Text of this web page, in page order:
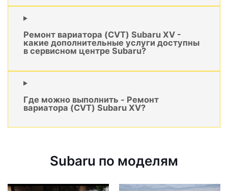
Ремонт вариатора (CVT) Subaru XV -
какие дополнительные услуги доступны
в сервисном центре Subaru?
Где можно выполнить - Ремонт
вариатора (CVT) Subaru XV?
Subaru по моделям